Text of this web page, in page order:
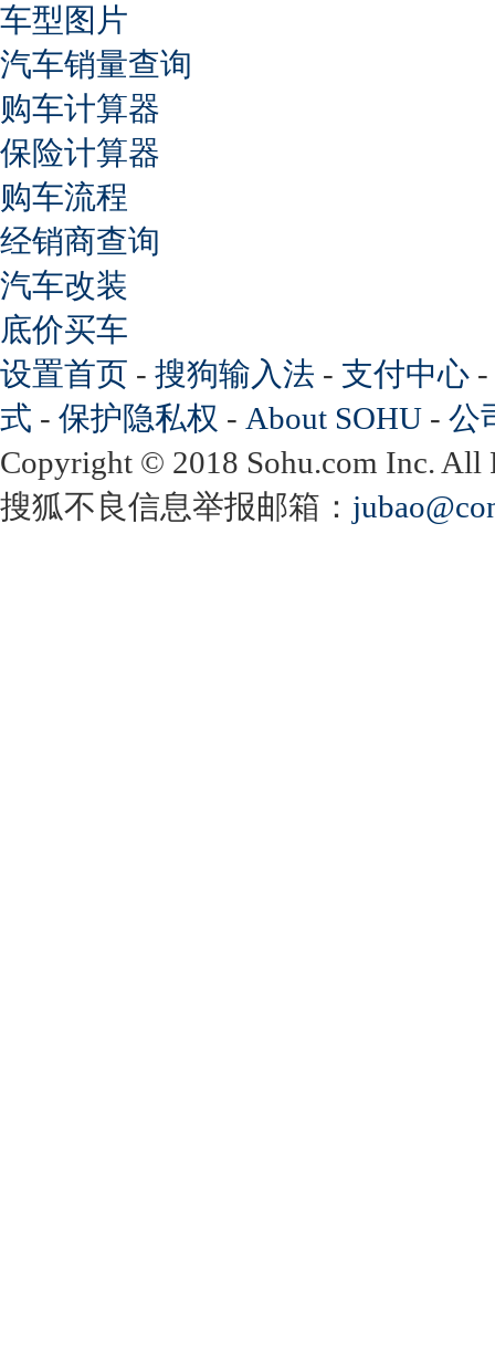
车型图片
汽车销量查询
购车计算器
保险计算器
购车流程
经销商查询
汽车改装
底价买车
设置首页 - 搜狗输入法 - 支付中心 -
式 - 保护隐私权 - About SOHU - 公
Copyright © 2018 Sohu.com Inc.
搜狐不良信息举报邮箱：